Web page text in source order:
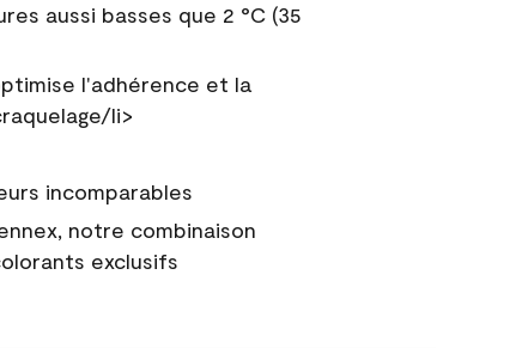
aussi basses que 2 °C (35
l'adhérence et la
li>
incomparables
notre combinaison
exclusifs